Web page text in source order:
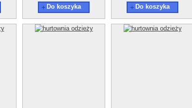
Do koszyka Do koszyka